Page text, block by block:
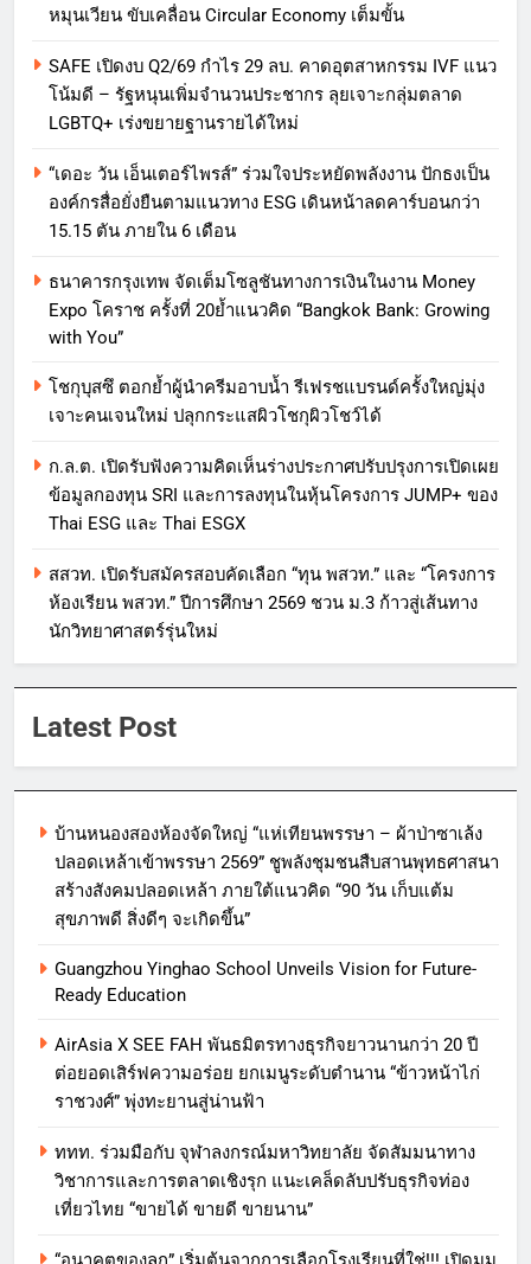
หมุนเวียน ขับเคลื่อน Circular Economy เต็มขั้น
SAFE เปิดงบ Q2/69 กำไร 29 ลบ. คาดอุตสาหกรรม IVF แนว
โน้มดี – รัฐหนุนเพิ่มจำนวนประชากร ลุยเจาะกลุ่มตลาด
LGBTQ+ เร่งขยายฐานรายได้ใหม่
“เดอะ วัน เอ็นเตอร์ไพรส์” ร่วมใจประหยัดพลังงาน ปักธงเป็น
องค์กรสื่อยั่งยืนตามแนวทาง ESG เดินหน้าลดคาร์บอนกว่า
15.15 ตัน ภายใน 6 เดือน
ธนาคารกรุงเทพ จัดเต็มโซลูชันทางการเงินในงาน Money
Expo โคราช ครั้งที่ 20ย้ำแนวคิด “Bangkok Bank: Growing
with You”
โชกุบุสซึ ตอกย้ำผู้นำครีมอาบน้ำ รีเฟรชแบรนด์ครั้งใหญ่มุ่ง
เจาะคนเจนใหม่ ปลุกกระแสผิวโชกุผิวโชว์ได้
ก.ล.ต. เปิดรับฟังความคิดเห็นร่างประกาศปรับปรุงการเปิดเผย
ข้อมูลกองทุน SRI และการลงทุนในหุ้นโครงการ JUMP+ ของ
Thai ESG และ Thai ESGX
สสวท. เปิดรับสมัครสอบคัดเลือก “ทุน พสวท.” และ “โครงการ
ห้องเรียน พสวท.” ปีการศึกษา 2569 ชวน ม.3 ก้าวสู่เส้นทาง
นักวิทยาศาสตร์รุ่นใหม่
Latest Post
บ้านหนองสองห้องจัดใหญ่ “แห่เทียนพรรษา – ผ้าป่าซาเล้ง
ปลอดเหล้าเข้าพรรษา 2569” ชูพลังชุมชนสืบสานพุทธศาสนา
สร้างสังคมปลอดเหล้า ภายใต้แนวคิด “90 วัน เก็บแต้ม
สุขภาพดี สิ่งดีๆ จะเกิดขึ้น”
Guangzhou Yinghao School Unveils Vision for Future-
Ready Education
AirAsia X SEE FAH พันธมิตรทางธุรกิจยาวนานกว่า 20 ปี
ต่อยอดเสิร์ฟความอร่อย ยกเมนูระดับตำนาน “ข้าวหน้าไก่
ราชวงศ์” พุ่งทะยานสู่น่านฟ้า
ททท. ร่วมมือกับ จุฬาลงกรณ์มหาวิทยาลัย จัดสัมมนาทาง
วิชาการและการตลาดเชิงรุก แนะเคล็ดลับปรับธุรกิจท่อง
เที่ยวไทย “ขายได้ ขายดี ขายนาน”